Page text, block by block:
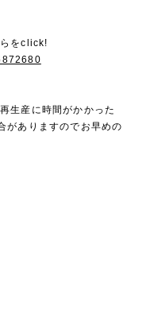
をclick!
生産に時間がかかった
がありますのでお早めの